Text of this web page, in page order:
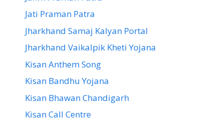
Jati Praman Patra
Jharkhand Samaj Kalyan Portal
Jharkhand Vaikalpik Kheti Yojana
Kisan Anthem Song
Kisan Bandhu Yojana
Kisan Bhawan Chandigarh
Kisan Call Centre